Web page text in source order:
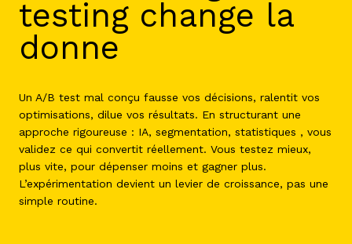
testing change la
donne
Un A/B test mal conçu fausse vos décisions, ralentit vos
optimisations, dilue vos résultats. En structurant une
approche rigoureuse : IA, segmentation, statistiques , vous
validez ce qui convertit réellement. Vous testez mieux,
plus vite, pour dépenser moins et gagner plus.
L’expérimentation devient un levier de croissance, pas une
simple routine.